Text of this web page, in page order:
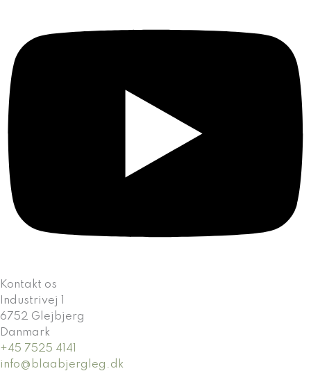
Kontakt os
Industrivej 1
6752 Glejbjerg
Danmark
+45 7525 4141
info@blaabjergleg.dk